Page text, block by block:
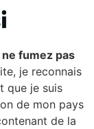
fumez pas
je reconnais
que je suis
de mon pays
de la